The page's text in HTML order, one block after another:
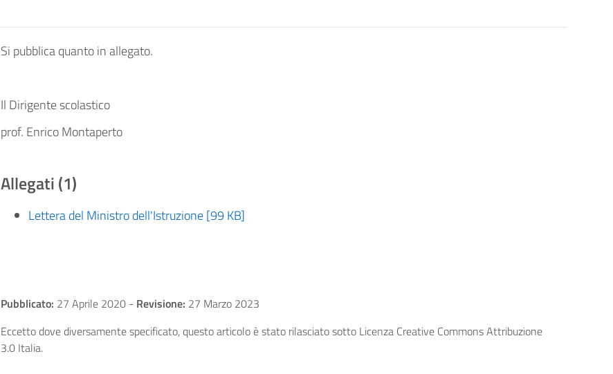
Si pubblica quanto in allegato.
Il Dirigente scolastico
prof. Enrico Montaperto
Allegati (1)
Lettera del Ministro dell'Istruzione [99 KB]
Pubblicato: 27 Aprile 2020 - Revisione: 27 Marzo 2023
Eccetto dove diversamente specificato, questo articolo è stato rilasciato sotto Licenza Creative Commons Attribuzione
3.0 Italia.